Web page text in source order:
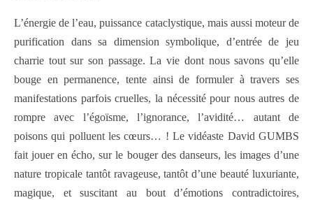
L’énergie de l’eau, puissance cataclystique, mais aussi moteur de
purification dans sa dimension symbolique, d’entrée de jeu
charrie tout sur son passage. La vie dont nous savons qu’elle
bouge en permanence, tente ainsi de formuler à travers ses
manifestations parfois cruelles, la nécessité pour nous autres de
rompre avec l’égoïsme, l’ignorance, l’avidité… autant de
poisons qui polluent les cœurs… ! Le vidéaste David GUMBS
fait jouer en écho, sur le bouger des danseurs, les images d’une
nature tropicale tantôt ravageuse, tantôt d’une beauté luxuriante,
magique, et suscitant au bout d’émotions contradictoires,